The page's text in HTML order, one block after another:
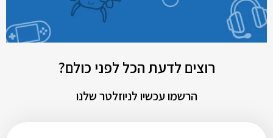
רוצים לדעת הכל לפני כולם?
הרשמו עכשיו לניוזלטר שלנו